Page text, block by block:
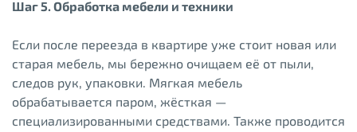
Шаг 5. Обработка мебели и техники
Если после переезда в квартире уже стоит новая или
старая мебель, мы бережно очищаем её от пыли,
следов рук, упаковки. Мягкая мебель
обрабатывается паром, жёсткая —
специализированными средствами. Также проводится